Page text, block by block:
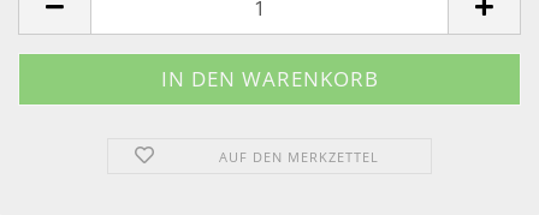
AUF DEN MERKZETTEL